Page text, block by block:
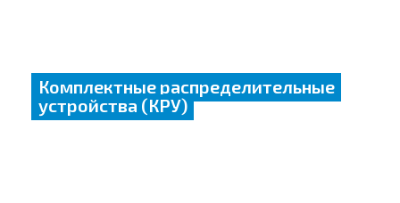
Комплектные распределительные
устройства (КРУ)